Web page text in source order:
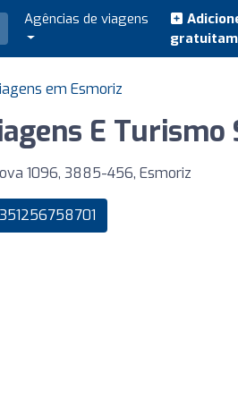
Agências de viagens
em Esmoriz
E Turismo
1096, 3885-456, Esmoriz